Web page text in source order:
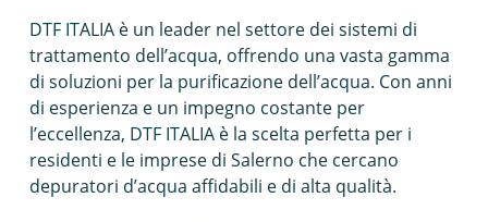
DTF ITALIA è un leader nel settore dei sistemi di
trattamento dell’acqua, offrendo una vasta gamma
di soluzioni per la purificazione dell’acqua. Con anni
di esperienza e un impegno costante per
l’eccellenza, DTF ITALIA è la scelta perfetta per i
residenti e le imprese di Salerno che cercano
depuratori d’acqua affidabili e di alta qualità.